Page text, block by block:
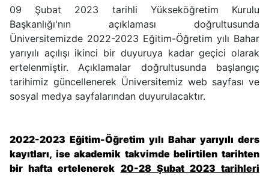
09 Şubat 2023 tarihli Yükseköğretim Kurulu
Başkanlığı'nın açıklaması doğrultusunda
Üniversitemizde 2022-2023 Eğitim-Öğretim yılı Bahar
yarıyılı açılışı ikinci bir duyuruya kadar geçici olarak
ertelenmiştir. Açıklamalar doğrultusunda başlangıç
tarihimiz güncellenerek Üniversitemiz web sayfası ve
sosyal medya sayfalarından duyurulacaktır.
2022-2023 Eğitim-Öğretim yılı Bahar yarıyılı ders
kayıtları, ise akademik takvimde belirtilen tarihten
bir hafta ertelenerek 20-28 Şubat 2023 tarihleri